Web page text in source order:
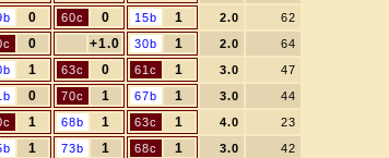
0 60c 0 15b 1 2.0
62
0 +1.0 30b 1 2.0
64
1 63c 0 61c 1 3.0
47
0 70c 1 67b 1 3.0
44
1 68b 1 63c 1 4.0
23
1 73b 1 68c 1 3.0 42